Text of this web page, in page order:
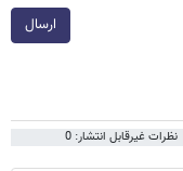
ارسال
نظرات غیرقابل انتشار: 0